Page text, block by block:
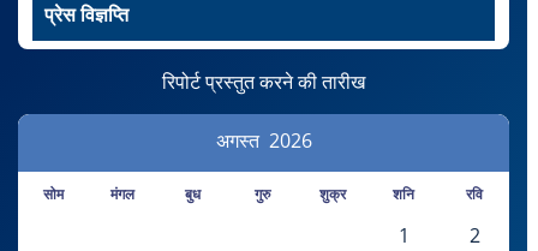
प्रेस विज्ञप्ति
रिपोर्ट प्रस्तुत करने की तारीख
अगस्त 2026
सोम मंगल बुध गुरु शुक्र शनि रवि
1
2